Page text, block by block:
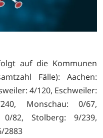
auf die Kommunen
Fälle): Aachen:
4/120, Eschweiler:
Monschau: 0/67,
82, Stolberg: 9/239,
2883